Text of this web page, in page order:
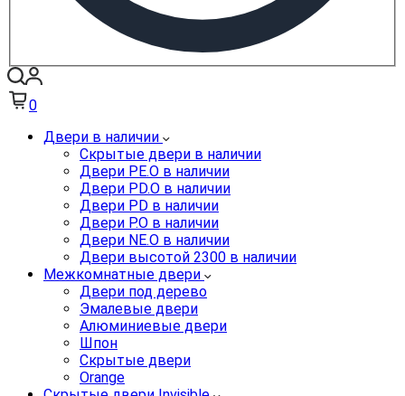
0
Двери в наличии
Скрытые двери в наличии
Двери PE.O в наличии
Двери PD.O в наличии
Двери PD в наличии
Двери P.O в наличии
Двери NE.O в наличии
Двери высотой 2300 в наличии
Межкомнатные двери
Двери под дерево
Эмалевые двери
Алюминиевые двери
Шпон
Скрытые двери
Orange